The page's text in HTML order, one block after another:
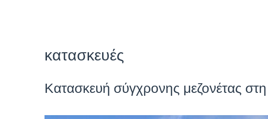
κατασκευές
Κατασκευή σύγχρονης μεζονέτας